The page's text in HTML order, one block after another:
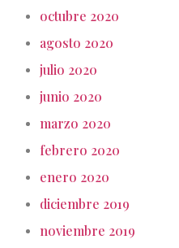
octubre 2020
agosto 2020
julio 2020
junio 2020
marzo 2020
febrero 2020
enero 2020
diciembre 2019
noviembre 2019